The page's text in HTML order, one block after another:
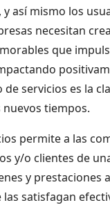
así mismo los
necesitan
que
servicios es la
tiempos.
permite a las
y/o clientes de
y prestaciones
las satisfagan